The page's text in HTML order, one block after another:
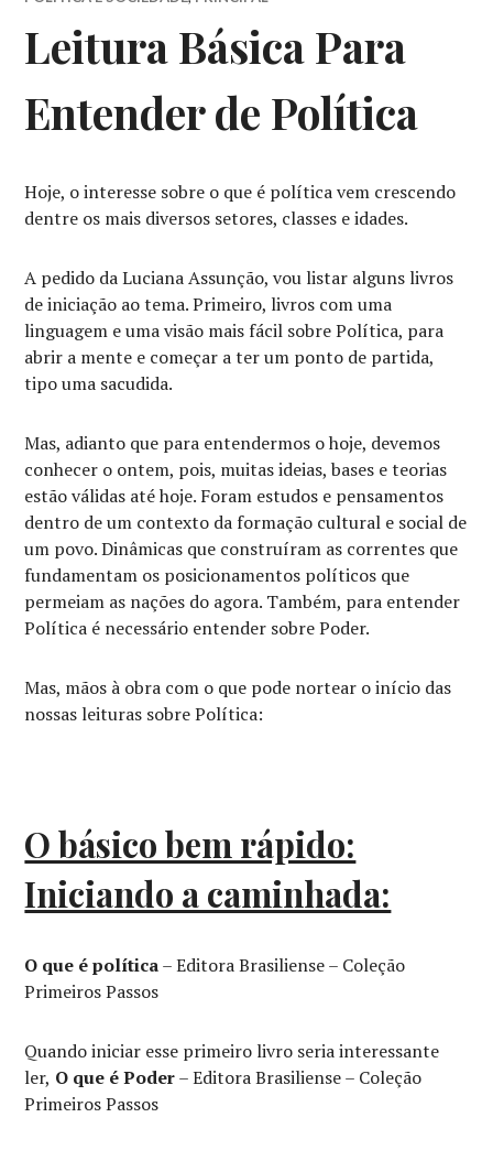
Leitura Básica Para
Entender de Política
Hoje, o interesse sobre o que é política vem crescendo
dentre os mais diversos setores, classes e idades.
A pedido da Luciana Assunção, vou listar alguns livros
de iniciação ao tema. Primeiro, livros com uma
linguagem e uma visão mais fácil sobre Política, para
abrir a mente e começar a ter um ponto de partida,
tipo uma sacudida.
Mas, adianto que para entendermos o hoje, devemos
conhecer o ontem, pois, muitas ideias, bases e teorias
estão válidas até hoje. Foram estudos e pensamentos
dentro de um contexto da formação cultural e social de
um povo. Dinâmicas que construíram as correntes que
fundamentam os posicionamentos políticos que
permeiam as nações do agora. Também, para entender
Política é necessário entender sobre Poder.
Mas, mãos à obra com o que pode nortear o início das
nossas leituras sobre Política:
O básico bem rápido:
Iniciando a caminhada:
O que é política– Editora Brasiliense – Coleção
Primeiros Passos
Quando iniciar esse primeiro livro seria interessante
ler, O que é Poder– Editora Brasiliense – Coleção
Primeiros Passos